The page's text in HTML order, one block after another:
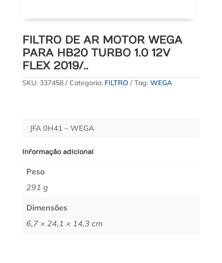
FILTRO DE AR MOTOR WEGA
PARA HB20 TURBO 1.0 12V
FLEX 2019/..
SKU: 337458 Categoria: FILTRO Tag: WEGA
JFA 0H41 – WEGA
Informação adicional
Peso
291 g
Dimensões
6,7 × 24,1 × 14,3 cm